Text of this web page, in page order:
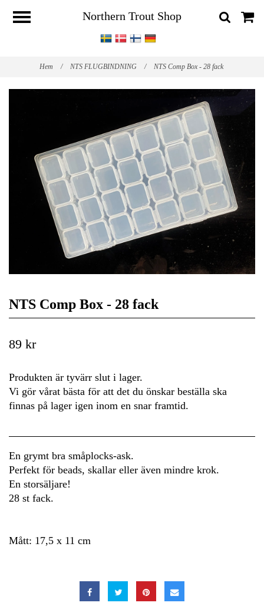
Northern Trout Shop
Hem / NTS FLUGBINDNING / NTS Comp Box - 28 fack
NTS Comp Box - 28 fack
89 kr
Produkten är tyvärr slut i lager.
Vi gör vårat bästa för att det du önskar beställa ska
finnas på lager igen inom en snar framtid.
En grymt bra småplocks-ask.
Perfekt för beads, skallar eller även mindre krok.
En storsäljare!
28 st fack.
Mått: 17,5 x 11 cm